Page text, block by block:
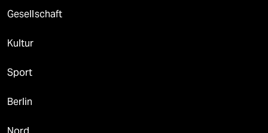
Gesellschaft
Kultur
Sport
Berlin